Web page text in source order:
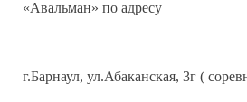
«Авальман» по адресу
г.Барнаул, ул.Абаканская, 3г (